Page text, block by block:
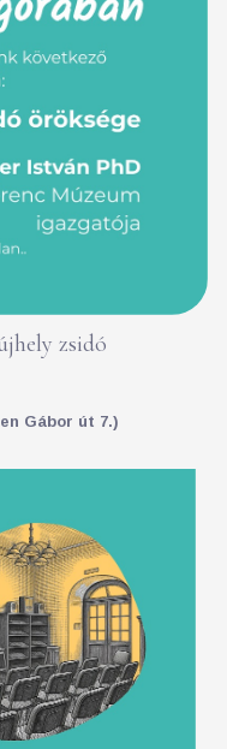
zsidó
Gábor út 7.)